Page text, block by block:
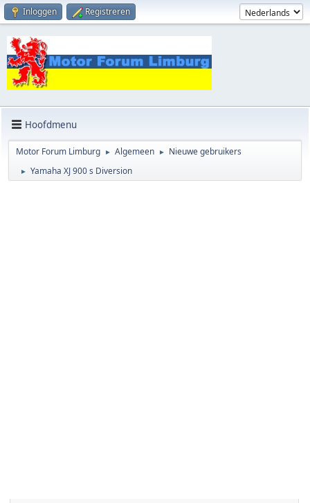
Inloggen Registreren
Hoofdmenu
Motor Forum Limburg ► Algemeen ► Nieuwe gebruikers
► Yamaha XJ 900 s Diversion